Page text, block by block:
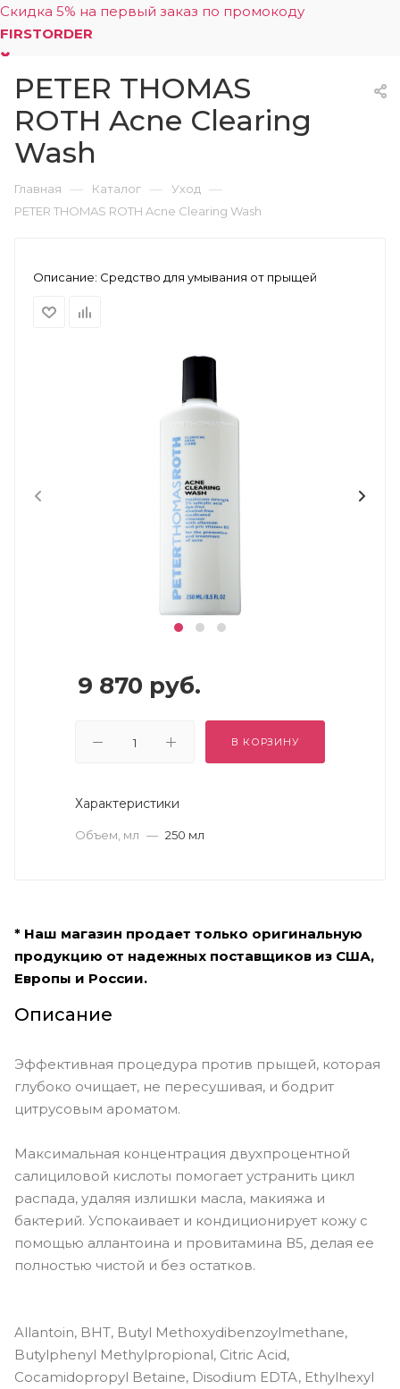
Скидка 5% на первый заказ по промокоду
FIRSTORDER
0
PETER THOMAS
ROTH Acne Clearing
Wash
Главная — Каталог — Уход —
PETER THOMAS ROTH Acne Clearing Wash
Описание: Средство для умывания от прыщей
9 870 руб.
В КОРЗИНУ
Характеристики
Объем, мл — 250 мл
* Наш магазин продает только оригинальную
продукцию от надежных поставщиков из США,
Европы и России.
Описание
Эффективная процедура против прыщей, которая
глубоко очищает, не пересушивая, и бодрит
цитрусовым ароматом.
Максимальная концентрация двухпроцентной
салициловой кислоты помогает устранить цикл
распада, удаляя излишки масла, макияжа и
бактерий. Успокаивает и кондиционирует кожу с
помощью аллантоина и провитамина В5, делая ее
полностью чистой и без остатков.
Allantoin, BHT, Butyl Methoxydibenzoylmethane,
Butylphenyl Methylpropional, Citric Acid,
Cocamidopropyl Betaine, Disodium EDTA, Ethylhexyl